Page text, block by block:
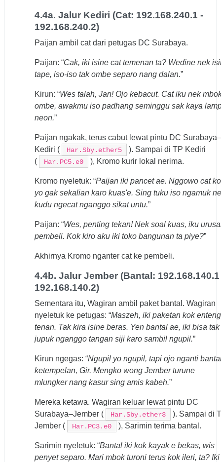
4.4a. Jalur Kediri (Cat: 192.168.240.1 -
192.168.240.2)
Paijan ambil cat dari petugas DC Surabaya.
Paijan: “Cak, iki isine cat temenan ta? Wedine nek
tape, iso-iso tak ombe separo nang dalan.”
Kirun: “Wes talah, Jan! Ojo kebacut. Cat iku nek
ombe, awakmu iso padhang seminggu sak kaya
neon.”
Paijan ngakak, terus cabut lewat pintu DC Surabaya–
Kediri (
Har.Sby.ether5
). Sampai di TP Kediri
(
Har.PC5.e0 ), Kromo kurir lokal nerima.
Kromo nyeletuk: “Paijan iki pancet ae. Nggowo cat
yo gak sekalian karo kuas'e. Sing tuku iso ngamuk
kudu ngecat nganggo sikat untu.”
Paijan: “Wes, penting tekan! Nek soal kuas, iku
pembeli. Kok kiro aku iki toko bangunan ta piye?”
Akhirnya Kromo nganter cat ke pembeli.
4.4b. Jalur Jember (Bantal: 192.168.140.1
192.168.140.2)
Sementara itu, Wagiran ambil paket bantal. Wagiran
nyeletuk ke petugas: “Maszeh, iki paketan kok enteng
tenan. Tak kira isine beras. Yen bantal ae, iki bisa tak
jupuk nganggo tangan siji karo sambil ngupil.”
Kirun ngegas: “Ngupil yo ngupil, tapi ojo nganti
ketempelan, Gir. Mengko wong Jember turune
mlungker nang kasur sing amis kabeh.”
Mereka ketawa. Wagiran keluar lewat pintu DC
Surabaya–Jember (
Har.Sby.ether3
). Sampai di
Jember (
Har.PC3.e0 ), Sarimin terima bantal.
Sarimin nyeletuk: “Bantal iki kok kayak e bekas, wis
penyet separo. Mari mbok turoni terus kok ileri, ta? Iki